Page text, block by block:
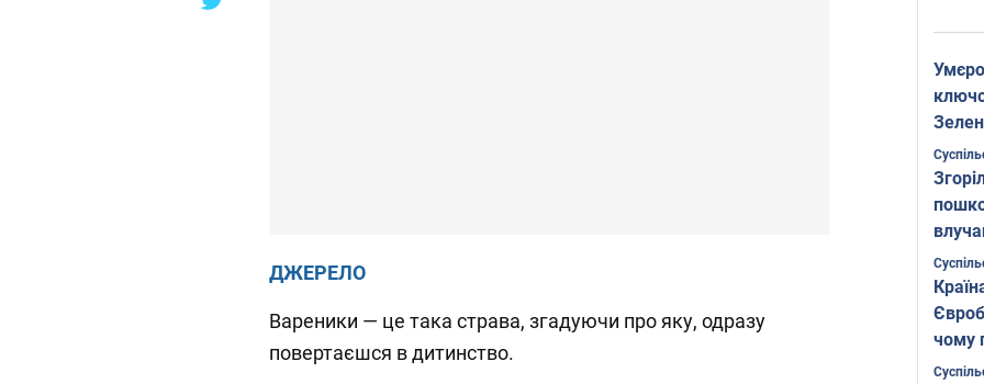
ДЖЕРЕЛО
Вареники — це така страва, згадуючи про яку, одразу
повертаєшся в дитинство.
Фото
чому